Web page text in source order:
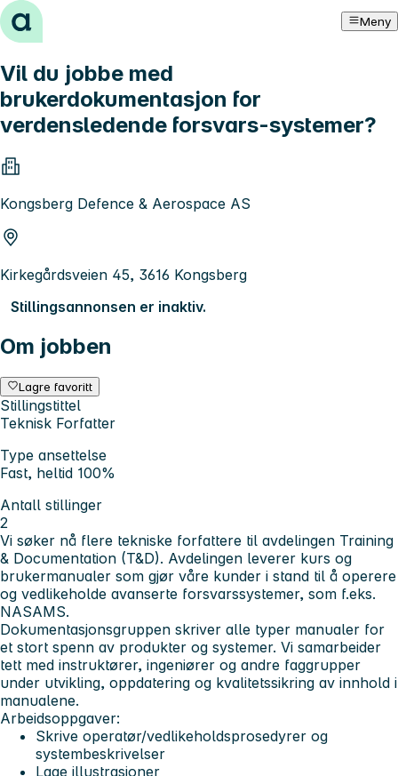
Hopp til innhold Meny
Vil du jobbe med
brukerdokumentasjon for
verdensledende forsvars-systemer?
Kongsberg Defence & Aerospace AS
Kirkegårdsveien 45, 3616 Kongsberg
Stillingsannonsen er inaktiv.
Om jobben
Lagre favoritt
Stillingstittel
Teknisk Forfatter
Type ansettelse
Fast, heltid 100%
Antall stillinger
2
Vi søker nå flere tekniske forfattere til avdelingen Training
& Documentation (T&D). Avdelingen leverer kurs og
brukermanualer som gjør våre kunder i stand til å operere
og vedlikeholde avanserte forsvarssystemer, som f.eks.
NASAMS.
Dokumentasjonsgruppen skriver alle typer manualer for
et stort spenn av produkter og systemer. Vi samarbeider
tett med instruktører, ingeniører og andre faggrupper
under utvikling, oppdatering og kvalitetssikring av innhold i
manualene.
Arbeidsoppgaver:
Skrive operatør/vedlikeholdsprosedyrer og
systembeskrivelser
Lage illustrasjoner